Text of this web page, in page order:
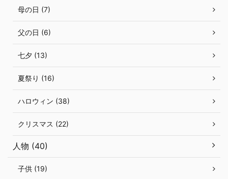
母の日 (7)
父の日 (6)
七夕 (13)
夏祭り (16)
ハロウィン (38)
クリスマス (22)
人物 (40)
子供 (19)